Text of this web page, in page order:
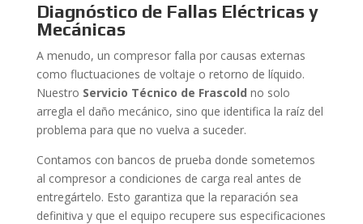
Diagnóstico de Fallas Eléctricas y
Mecánicas
A menudo, un compresor falla por causas externas
como fluctuaciones de voltaje o retorno de líquido.
Nuestro Servicio Técnico de Frascold no solo
arregla el daño mecánico, sino que identifica la raíz del
problema para que no vuelva a suceder.
Contamos con bancos de prueba donde sometemos
al compresor a condiciones de carga real antes de
entregártelo. Esto garantiza que la reparación sea
definitiva y que el equipo recupere sus especificaciones